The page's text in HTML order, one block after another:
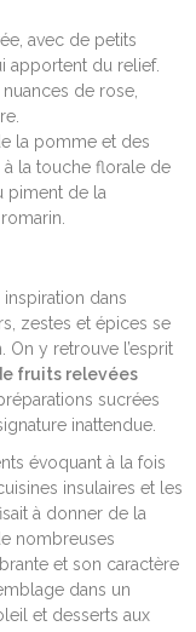
avec de petits
apportent du relief.
de rose,
la pomme et des
à la touche florale de
piment de la
dans
zestes et épices se
y retrouve l’esprit
fruits relevées
sucrées
inattendue.
évoquant à la fois
insulaires et les
à donner de la
nombreuses
et son caractère
dans un
et desserts aux